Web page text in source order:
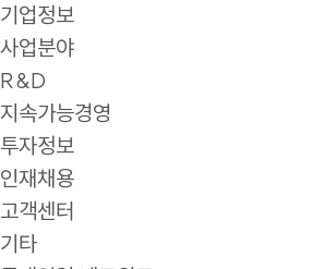
기업정보
사업분야
R&D
지속가능경영
투자정보
인재채용
고객센터
기타